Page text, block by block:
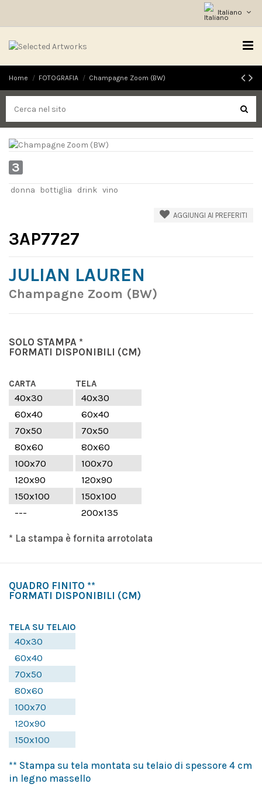
Italiano
Home FOTOGRAFIA Champagne Zoom (BW)
3
donna bottiglia drink vino
AGGIUNGI AI PREFERITI
3AP7727
JULIAN LAUREN
Champagne Zoom (BW)
SOLO STAMPA *
FORMATI DISPONIBILI (CM)
CARTA TELA
40x30
40x30
60x40
60x40
70x50
70x50
80x60
80x60
100x70
100x70
120x90
120x90
150x100
150x100
---
200x135
* La stampa è fornita arrotolata
QUADRO FINITO **
FORMATI DISPONIBILI (CM)
TELA SU TELAIO
40x30
60x40
70x50
80x60
100x70
120x90
150x100
** Stampa su tela montata su telaio di spessore 4 cm
in legno massello